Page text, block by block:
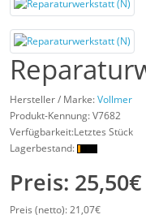
Hersteller / Marke:Vollmer
Produkt-Kennung:V7682
Verfügbarkeit:Letztes Stück
Lagerbestand:
Preis: 25,50€
Preis (netto): 21,07€